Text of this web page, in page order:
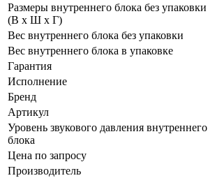
Размеры внутреннего блока без упаковки
(В х Ш х Г)
Вес внутреннего блока без упаковки
Вес внутреннего блока в упаковке
Гарантия
Исполнение
Бренд
Артикул
Уровень звукового давления внутреннего
блока
Цена по запросу
Производитель